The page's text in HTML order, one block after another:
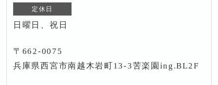
定休日
日曜日、祝日
〒662-0075
兵庫県西宮市南越木岩町13-3苦楽園ing.BL2F